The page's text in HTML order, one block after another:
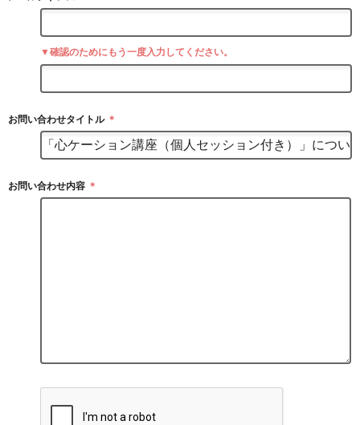
▼確認のためにもう一度入力してください。
お問い合わせタイトル ＊
お問い合わせ内容 ＊